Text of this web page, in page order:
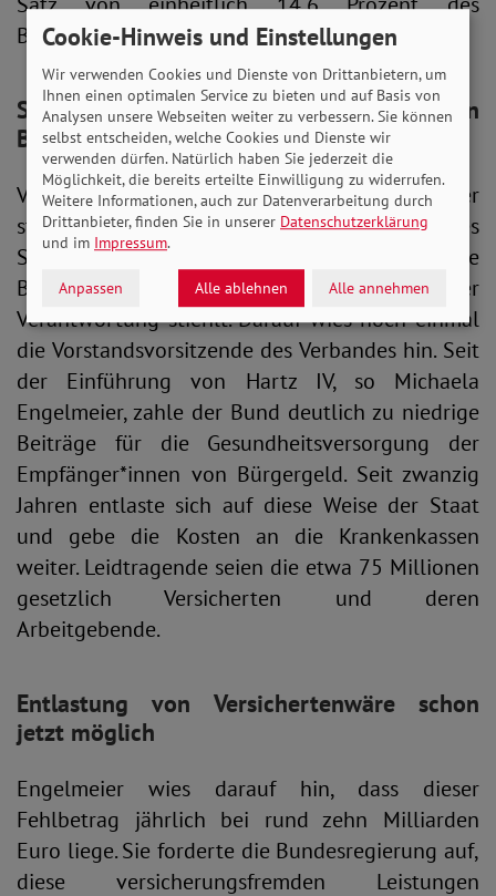
Bruttolohnes.
SoVD: Versichertengeldersanieren
Bundeshaushalt
Vor dem Hintergrund eines vermutlich weiter
steigenden Zusatzbeitrages ist es aus Sicht des
SoVD umso empörender, dass die
Bundesregierung sich weiterhin aus der
Verantwortung stiehlt. Darauf wies noch einmal
die Vorstandsvorsitzende des Verbandes hin. Seit
der Einführung von Hartz IV, so Michaela
Engelmeier, zahle der Bund deutlich zu niedrige
Beiträge für die Gesundheitsversorgung der
Empfänger*innen von Bürgergeld. Seit zwanzig
Jahren entlaste sich auf diese Weise der Staat
und gebe die Kosten an die Krankenkassen
weiter. Leidtragende seien die etwa 75 Millionen
gesetzlich Versicherten und deren
Arbeitgebende.
Entlastung von Versichertenwäre schon
jetzt möglich
Engelmeier wies darauf hin, dass dieser
Fehlbetrag jährlich bei rund zehn Milliarden
Euro liege. Sie forderte die Bundesregierung auf,
diese versicherungsfremden Leistungen
Cookie-Hinweis und Einstellungen
Wir verwenden Cookies und Dienste von Drittanbietern, um
Ihnen einen optimalen Service zu bieten und auf Basis von
Analysen unsere Webseiten weiter zu verbessern. Sie können
selbst entscheiden, welche Cookies und Dienste wir
verwenden dürfen. Natürlich haben Sie jederzeit die
Möglichkeit, die bereits erteilte Einwilligung zu widerrufen.
Weitere Informationen, auch zur Datenverarbeitung durch
Drittanbieter, finden Sie in unserer Datenschutzerklärung
und im Impressum.
Anpassen Alle ablehnen Alle annehmen